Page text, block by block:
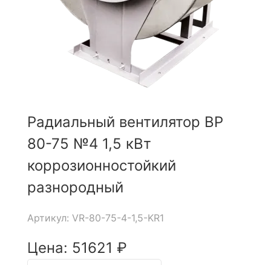
Радиальный вентилятор ВР
80-75 №4 1,5 кВт
коррозионностойкий
разнородный
Артикул: VR-80-75-4-1,5-KR1
Цена: 51621 ₽